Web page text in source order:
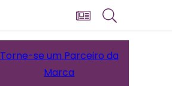
Torne-se um Parceiro da
Marca